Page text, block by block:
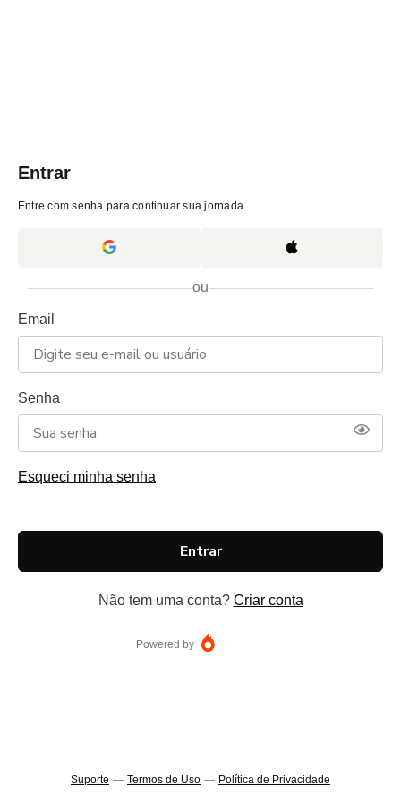
Entrar
Entre com senha para continuar sua jornada
ou
Email
Senha
Esqueci minha senha
Entrar
Não tem uma conta? Criar conta
Powered by
Suporte — Termos de Uso — Política de Privacidade